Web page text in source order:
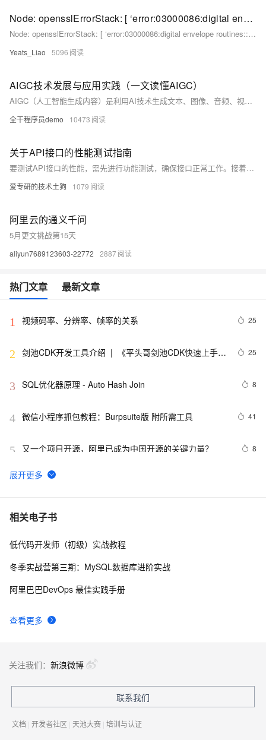
Node: opensslErrorStack: [ ‘error:03000086:digital envelope routines::initialization error‘ ]异常处理
Node: opensslErrorStack: [ ‘error:03000086:digital envelope routines::initialization error‘ ]异常处理
Yeats_Liao 5096
AIGC技术发展与应用实践（一文读懂AIGC）
AIGC（人工智能生成内容）是利用AI技术生成文本、图像、音频、视频等内容的重要领域。其发展历程包括初期探索、应用拓展和深度融合三大阶段，核心技术涵盖数据收集、模型训练、内容生成、质量评估及应用部署。AIGC在内容创作、教育、医疗、游戏、商业等领域广泛应用，未来将向更大规模、多模态融合和个性化方向发展。但同时也面临伦理法律和技术瓶颈等挑战，需在推动技术进步的同时加强规范与监管，以实现健康可持续发展。
全干程序员demo 10473
关于API接口的性能测试指南
要测试API接口的性能，需先进行功能测试，确保接口正常工作。接着编排性能测试场景，设置运行配置，使用工具如JMeter、Apifox等进行测试，监控性能指标，分析结果，优化调整，并将其纳入持续集成流程，确保高负荷下良好表现。
爱专研的技术土狗 1079
阿里云的通义千问
5月更文挑战第15天
aliyun7689123603-22772 2887
热门文章 最新文章
1 视频码率、分辨率、帧率的关系 25
2 剑池CDK开发工具介绍  |  《平头哥剑池CDK快速上手指
25
3 SQL优化器原理 - Auto Hash Join 8
4 微信小程序抓包教程：Burpsuite版 附所需工具 41
5 又一个项目开源，阿里已成为中国开源的关键力量？ 8
6 tailwindcss使用教程
7 我的博客即将入驻“云栖社区”，诚邀技术同仁一同入驻。
8 思科路由器的密码恢复
相关电子书
查看更多
低代码开发师（初级）实战教程
冬季实战营第三期：MySQL数据库进阶实战
阿里巴巴DevOps 最佳实践手册
关注我们： 新浪微博
联系我们
文档 | 开发者社区 | 天池大赛 | 培训与认证